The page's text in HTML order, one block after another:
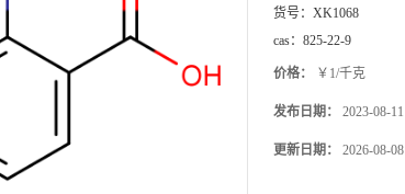
货号： XK1068
cas： 825-22-9
价格： ￥1/千克
发布日期： 2023-08-11
更新日期： 2026-08-08